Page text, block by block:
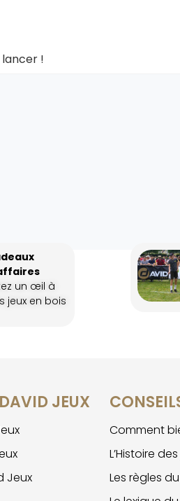
!
un œil à
jeux en bois
JEUX
Jeux
Comment
L’Histoire
Les règles